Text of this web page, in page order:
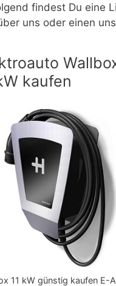
findest Du eine
uns oder einen
kaufen
11 kW günstig kaufen E-